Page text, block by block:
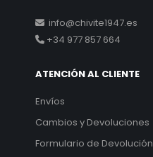
info@chivite1947.es
+34 977 857 664
ATENCIÓN AL CLIENTE
Envíos
Cambios y Devoluciones
Formulario de Devolución